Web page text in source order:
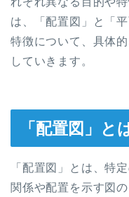
は、「配置図」と「
特徴について、具体
していきます。
「配置図」と
「配置図」とは、特
関係や配置を示す図